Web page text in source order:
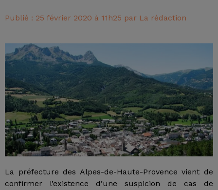
Publié : 25 février 2020 à 11h25 par La rédaction
La préfecture des Alpes-de-Haute-Provence vient de
confirmer l’existence d’une suspicion de cas de